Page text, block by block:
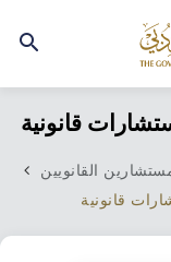
قانونية
القانويين
قانونية